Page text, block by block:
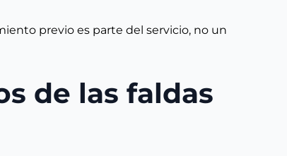
previo es parte del servicio, no un
de las faldas